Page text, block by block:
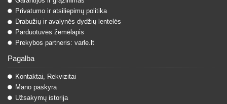
Privatumo ir atsiliepimų politika
Drabužių ir avalynės dydžių lentelės
Parduotuvės žemėlapis
Prekybos partneris: varle.lt
Pagalba
Kontaktai, Rekvizitai
Mano paskyra
Užsakymų istorija